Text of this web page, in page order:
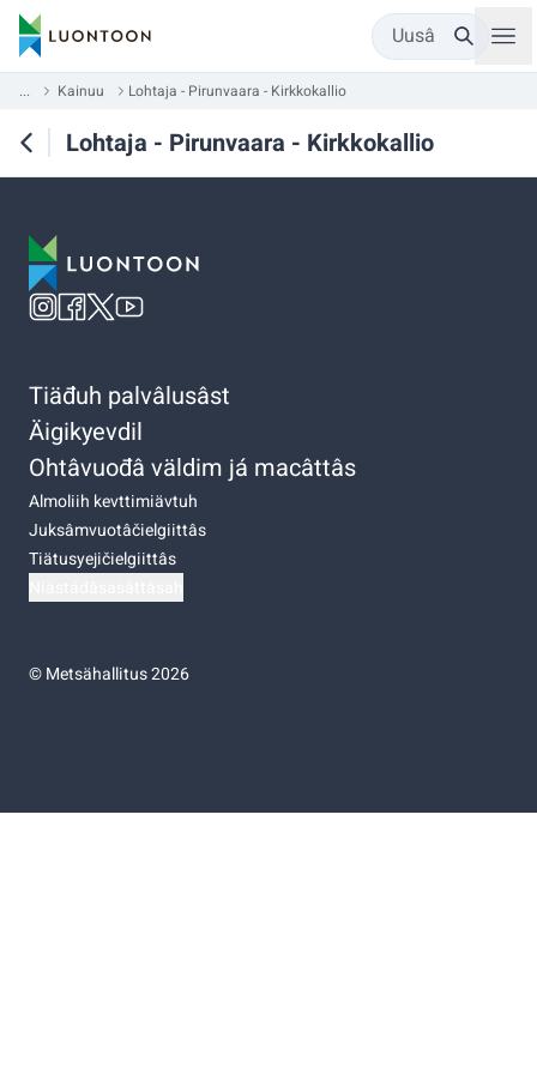
Uusâ
... Kainuu Lohtaja - Pirunvaara - Kirkkokallio
Lohtaja - Pirunvaara - Kirkkokallio
Tiäđuh palvâlusâst
Äigikyevdil
Ohtâvuođâ väldim já macâttâs
Almoliih kevttimiävtuh
Juksâmvuotâčielgiittâs
Tiätusyejičielgiittâs
©Metsähallitus 2026